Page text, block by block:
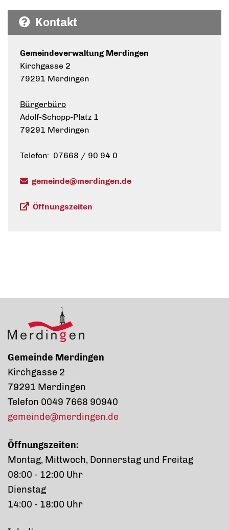
Kontakt
Gemeindeverwaltung Merdingen
Kirchgasse 2
79291 Merdingen
Bürgerbüro
Adolf-Schopp-Platz 1
79291 Merdingen
Telefon: 07668 / 90 94 0
gemeinde@merdingen.de
Öffnungszeiten
Gemeinde Merdingen
Kirchgasse 2
79291 Merdingen
Telefon 0049 7668 90940
gemeinde@merdingen.de
Öffnungszeiten:
Montag, Mittwoch, Donnerstag und Freitag
08:00 - 12:00 Uhr
Dienstag
14:00 - 18:00 Uhr